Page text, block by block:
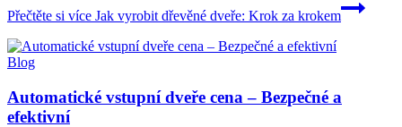
Přečtěte si více Jak vyrobit dřevěné dveře: Krok za krokem
Blog
Automatické vstupní dveře cena – Bezpečné a
efektivní